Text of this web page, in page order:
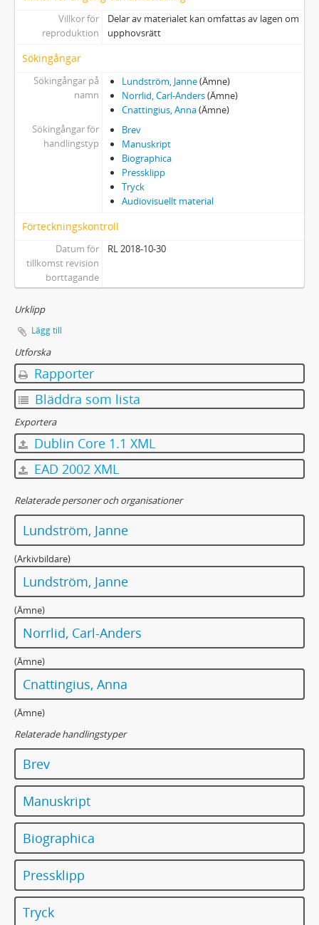
Villkor för
reproduktion
Delar av materialet kan omfattas av lagen om
upphovsrätt
Sökingångar
Sökingångar på
namn
Lundström, Janne(Ämne)
Norrlid, Carl-Anders(Ämne)
Cnattingius, Anna(Ämne)
Sökingångar för
handlingstyp
Brev
Manuskript
Biographica
Pressklipp
Tryck
Audiovisuellt material
Förteckningskontroll
Datum för
tillkomst revision
borttagande
RL 2018-10-30
Urklipp
Lägg till
Utforska
Rapporter
Bläddra som lista
Exportera
Dublin Core 1.1 XML
EAD 2002 XML
Relaterade personer och organisationer
Lundström, Janne
(Arkivbildare)
Lundström, Janne
(Ämne)
Norrlid, Carl-Anders
(Ämne)
Cnattingius, Anna
(Ämne)
Relaterade handlingstyper
Brev
Manuskript
Biographica
Pressklipp
Tryck